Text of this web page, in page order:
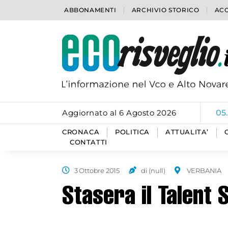
ABBONAMENTI ARCHIVIO STORICO
Aggiornato al 6 Agosto 2026
CRONACA POLITICA ATTUALITA’
CONTATTI
3 Ottobre 2015 di (null) VERBANIA
Stasera il Talent